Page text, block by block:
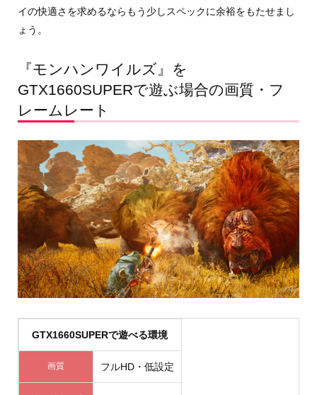
イの快適さを求めるならもう少しスペックに余裕をもたせまし
ょう。
『モンハンワイルズ』を
GTX1660SUPERで遊ぶ場合の画質・フ
レームレート
GTX1660SUPERで遊べる環境
画質 フルHD・低設定